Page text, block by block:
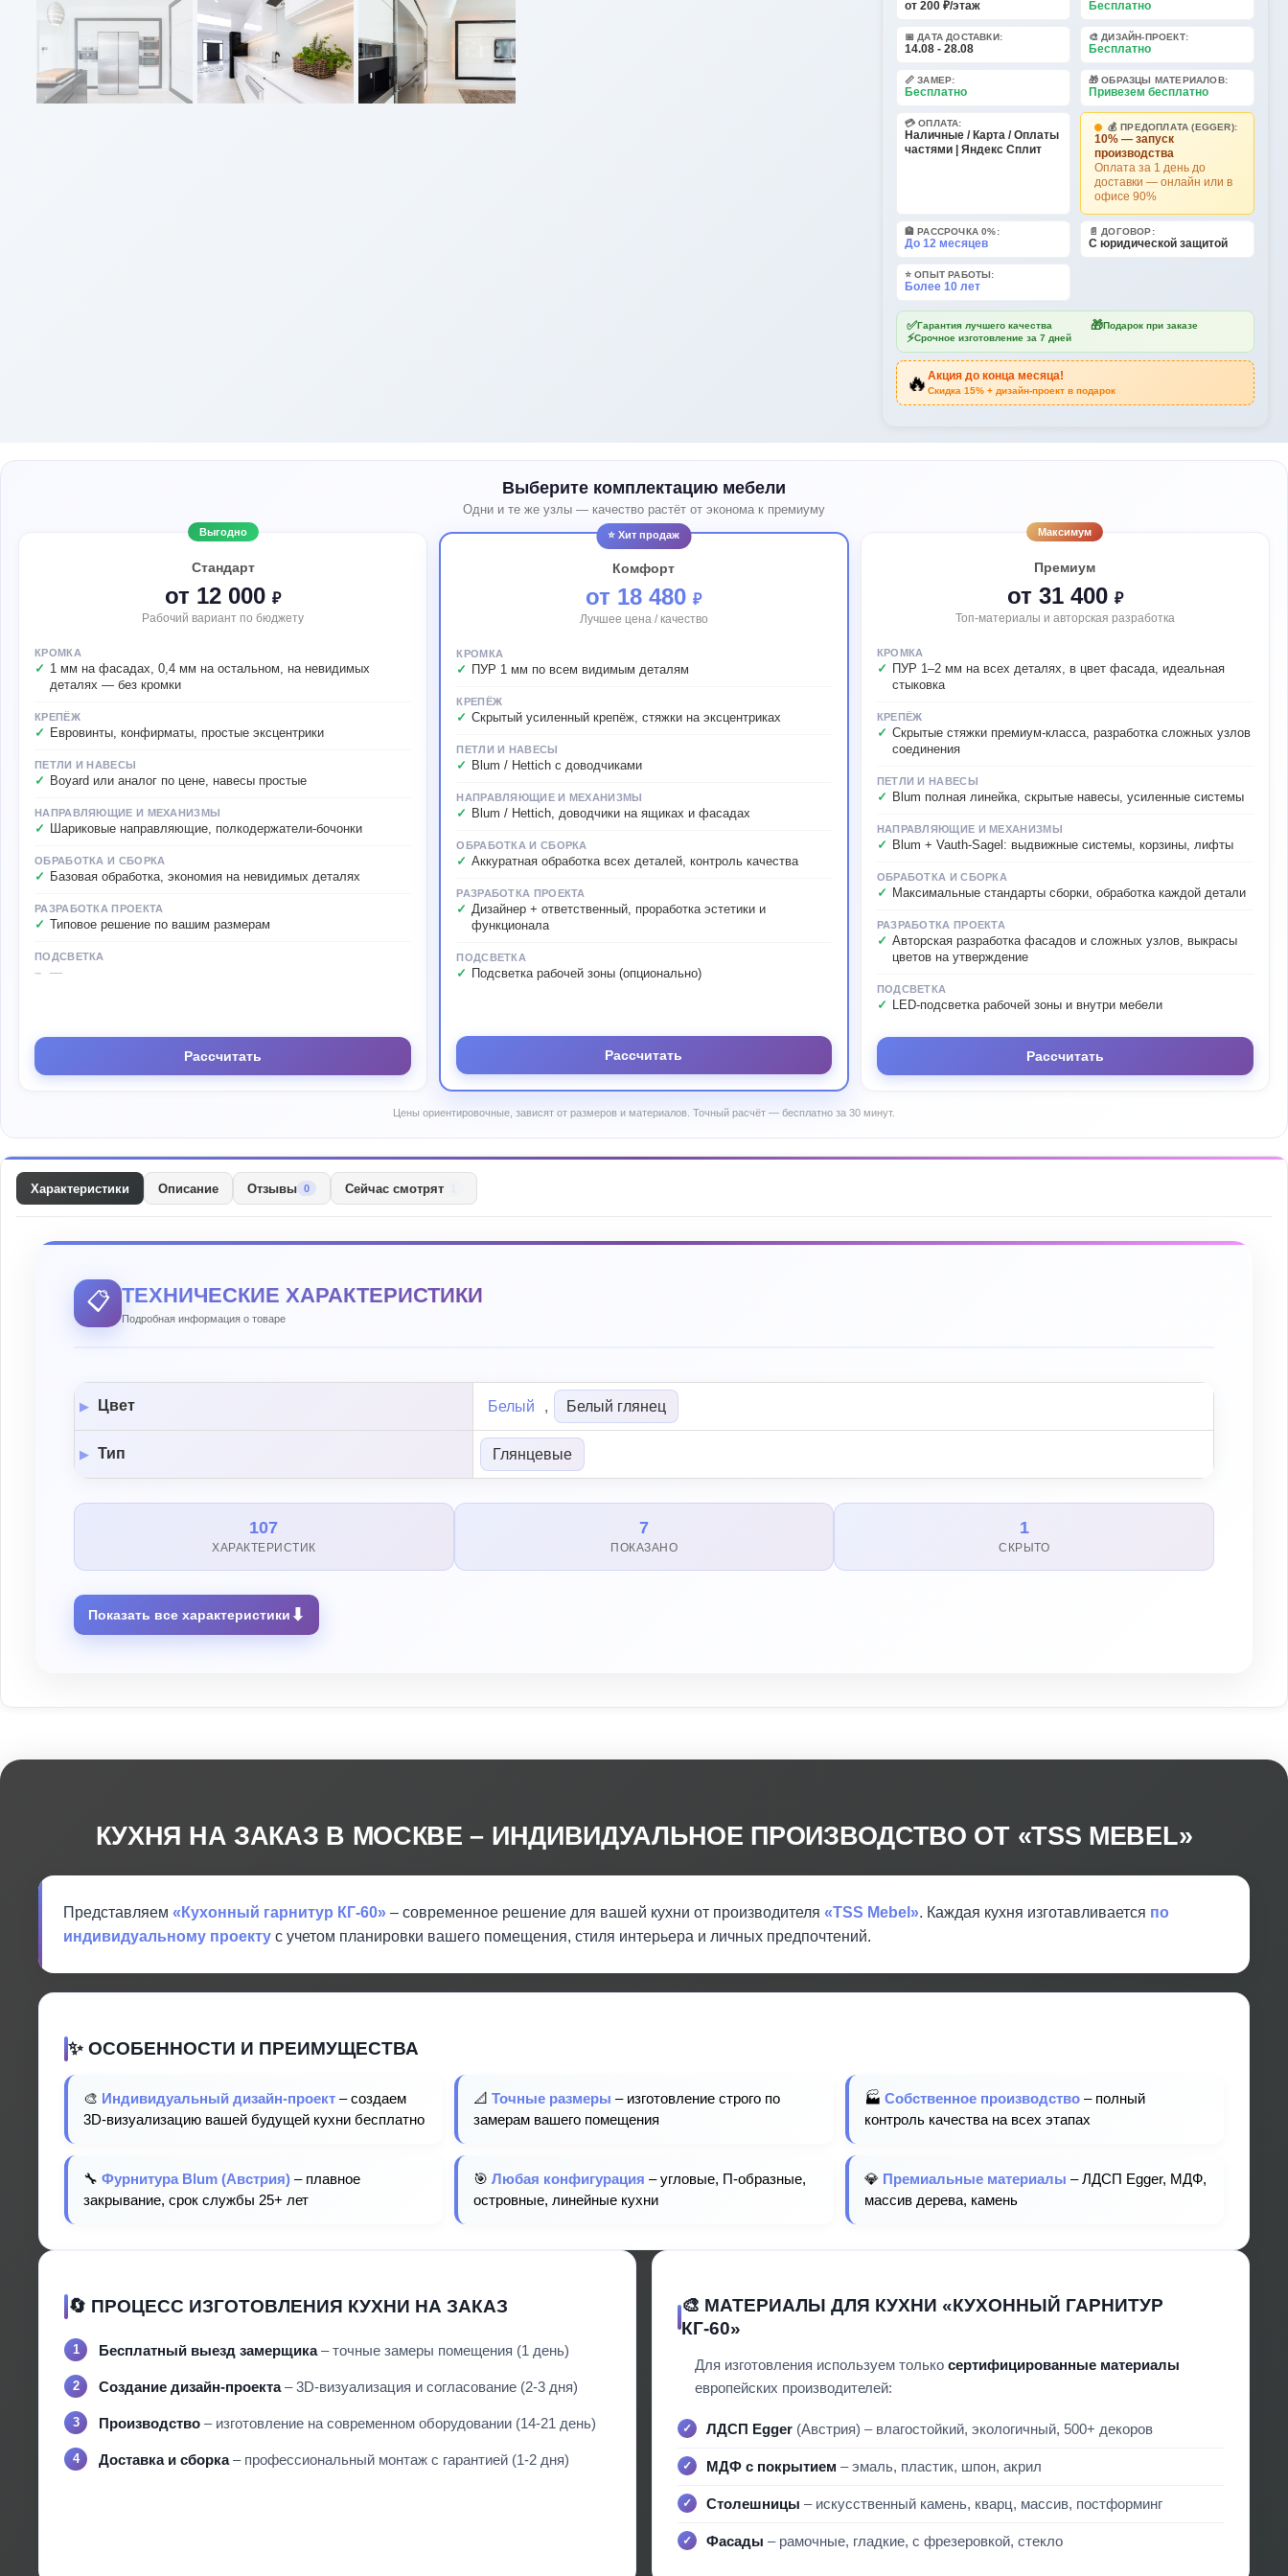
от 200 ₽/этаж Бесплатно
📅 ДАТА ДОСТАВКИ:
14.08 - 28.08
🎨 ДИЗАЙН-ПРОЕКТ:
Бесплатно
📏 ЗАМЕР:
Бесплатно
🎁 ОБРАЗЦЫ МАТЕРИАЛОВ:
Привезем бесплатно
💳 ОПЛАТА:
Наличные / Карта / Оплаты
частями | Яндекс Сплит
💰 ПРЕДОПЛАТА (EGGER):
10% — запуск
производства
Оплата за 1 день до
доставки — онлайн или в
офисе 90%
🏦 РАССРОЧКА 0%:
До 12 месяцев
📄 ДОГОВОР:
С юридической защитой
⭐ ОПЫТ РАБОТЫ:
Более 10 лет
✅Гарантия лучшего качества 🎁Подарок при заказе
⚡Срочное изготовление за 7 дней
🔥Акция до конца месяца!
Скидка 15% + дизайн-проект в подарок
Выберите комплектацию мебели
Одни и те же узлы — качество растёт от эконома к премиуму
Выгодно
Стандарт
от 12 000₽
Рабочий вариант по бюджету
КРОМКА
1 мм на фасадах, 0,4 мм на остальном, на невидимых
деталях — без кромки
КРЕПЁЖ
Евровинты, конфирматы, простые эксцентрики
ПЕТЛИ И НАВЕСЫ
Boyard или аналог по цене, навесы простые
НАПРАВЛЯЮЩИЕ И МЕХАНИЗМЫ
Шариковые направляющие, полкодержатели-бочонки
ОБРАБОТКА И СБОРКА
Базовая обработка, экономия на невидимых деталях
РАЗРАБОТКА ПРОЕКТА
Типовое решение по вашим размерам
ПОДСВЕТКА
—
Рассчитать
⭐ Хит продаж
Комфорт
от 18 480₽
Лучшее цена / качество
КРОМКА
ПУР 1 мм по всем видимым деталям
КРЕПЁЖ
Скрытый усиленный крепёж, стяжки на эксцентриках
ПЕТЛИ И НАВЕСЫ
Blum / Hettich с доводчиками
НАПРАВЛЯЮЩИЕ И МЕХАНИЗМЫ
Blum / Hettich, доводчики на ящиках и фасадах
ОБРАБОТКА И СБОРКА
Аккуратная обработка всех деталей, контроль качества
РАЗРАБОТКА ПРОЕКТА
Дизайнер + ответственный, проработка эстетики и
функционала
ПОДСВЕТКА
Подсветка рабочей зоны (опционально)
Рассчитать
Максимум
Премиум
от 31 400 ₽
Топ-материалы и авторская разработка
КРОМКА
ПУР 1–2 мм на всех деталях, в цвет фасада, идеальная
стыковка
КРЕПЁЖ
Скрытые стяжки премиум-класса, разработка сложных узлов
соединения
ПЕТЛИ И НАВЕСЫ
Blum полная линейка, скрытые навесы, усиленные системы
НАПРАВЛЯЮЩИЕ И МЕХАНИЗМЫ
Blum + Vauth-Sagel: выдвижные системы, корзины, лифты
ОБРАБОТКА И СБОРКА
Максимальные стандарты сборки, обработка каждой детали
РАЗРАБОТКА ПРОЕКТА
Авторская разработка фасадов и сложных узлов, выкрасы
цветов на утверждение
ПОДСВЕТКА
LED-подсветка рабочей зоны и внутри мебели
Рассчитать
Цены ориентировочные, зависят от размеров и материалов. Точный расчёт — бесплатно за 30 минут.
Характеристики Описание Отзывы 0 Сейчас смотрят
📋 ТЕХНИЧЕСКИЕ ХАРАКТЕРИСТИКИ
Подробная информация о товаре
Цвет Белый , Белый глянец
Тип Глянцевые
107
ХАРАКТЕРИСТИК
7
ПОКАЗАНО
1
СКРЫТО
Показать все характеристики ⬇
КУХНЯ НА ЗАКАЗ В МОСКВЕ – ИНДИВИДУАЛЬНОЕ ПРОИЗВОДСТВО ОТ «TSS MEBEL»
Представляем «Кухонный гарнитур КГ-60» – современное решение для вашей кухни от производителя «TSS Mebel». Каждая кухня изготавливается по
индивидуальному проекту с учетом планировки вашего помещения, стиля интерьера и личных предпочтений.
✨ ОСОБЕННОСТИ И ПРЕИМУЩЕСТВА
🎨 Индивидуальный дизайн-проект – создаем
3D-визуализацию вашей будущей кухни бесплатно
📐Точные размеры – изготовление строго по
замерам вашего помещения
🏭 Собственное производство– полный
контроль качества на всех этапах
🔧 Фурнитура Blum (Австрия) – плавное
закрывание, срок службы 25+ лет
🎯Любая конфигурация – угловые, П-образные,
островные, линейные кухни
💎 Премиальные материалы – ЛДСП Egger, МДФ,
массив дерева, камень
🔄 ПРОЦЕСС ИЗГОТОВЛЕНИЯ КУХНИ НА ЗАКАЗ
Бесплатный выезд замерщика– точные замеры помещения (1 день)
Создание дизайн-проекта– 3D-визуализация и согласование (2-3 дня)
Производство – изготовление на современном оборудовании (14-21 день)
Доставка и сборка– профессиональный монтаж с гарантией (1-2 дня)
🎨 МАТЕРИАЛЫ ДЛЯ КУХНИ «КУХОННЫЙ ГАРНИТУР
КГ-60»
Для изготовления используем только сертифицированные материалы
европейских производителей:
ЛДСП Egger (Австрия) – влагостойкий, экологичный, 500+ декоров
МДФ с покрытием – эмаль, пластик, шпон, акрил
Столешницы – искусственный камень, кварц, массив, постформинг
Фасады – рамочные, гладкие, с фрезеровкой, стекло